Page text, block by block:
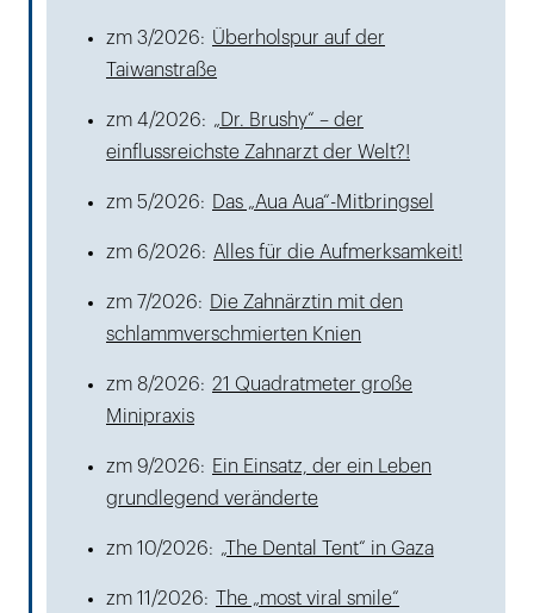
zm 3/2026: Überholspur auf der
Taiwanstraße
zm 4/2026: „Dr. Brushy“ – der
einflussreichste Zahnarzt der Welt?!
zm 5/2026: Das „Aua Aua“-Mitbringsel
zm 6/2026: Alles für die Aufmerksamkeit!
zm 7/2026:
Die Zahnärztin mit den
schlammverschmierten Knien
zm 8/2026: 21 Quadratmeter große
Minipraxis
zm 9/2026: Ein Einsatz, der ein Leben
grundlegend veränderte
zm 10/2026: „The Dental Tent“ in Gaza
zm 11/2026: The „most viral smile“